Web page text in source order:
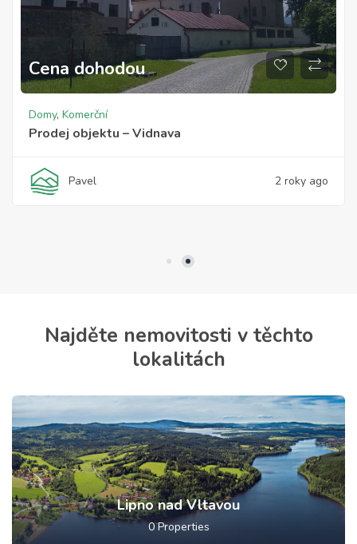
Cena dohodou
Domy, Komerční
Prodej objektu – Vidnava
Pavel 2 roky ago
Najděte nemovitosti v těchto
lokalitách
Lipno nad Vltavou
0Properties
Nezbytné
Tyto
soubory
cookie
nejsou
volitelné.
strukturu
webových
stránek na
webové
stránky
používají.
Uživatelská
zkušenost